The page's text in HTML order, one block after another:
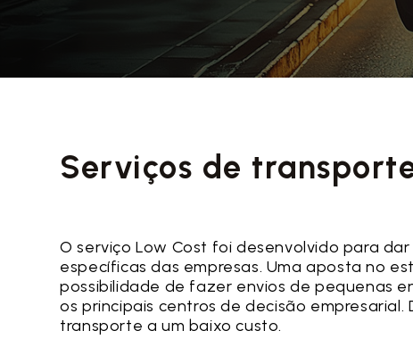
Serviços de
O serviço Low Cost foi desenvolvido para
específicas das empresas. Uma aposta no
possibilidade de fazer envios de pequenas
os principais centros de decisão
transporte a um baixo custo.